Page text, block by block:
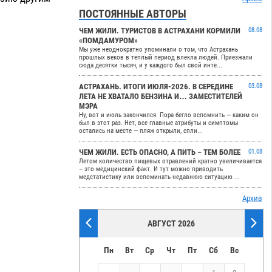
ПОСТОЯННЫЕ АВТОРЫ
ЧЕМ ЖИЛИ. ТУРИСТОВ В АСТРАХАНИ КОРМИЛИ
«ПОМДАМУРОМ»
08.08
Мы уже неоднократно упоминали о том, что Астрахань
прошлых веков в теплый период влекла людей. Приезжали
сюда десятки тысяч, и у каждого был свой инте...
АСТРАХАНЬ. ИТОГИ ИЮЛЯ-2026. В СЕРЕДИНЕ
ЛЕТА НЕ ХВАТАЛО БЕНЗИНА И… ЗАМЕСТИТЕЛЕЙ
МЭРА
03.08
Ну, вот и июль закончился. Пора бегло вспомнить — каким он
был в этот раз. Нет, все главные атрибуты и симптомы
остались на месте — пляж открыли, спли...
ЧЕМ ЖИЛИ. ЕСТЬ ОПАСНО, А ПИТЬ – ТЕМ БОЛЕЕ
01.08
Летом количество пищевых отравлений кратно увеличивается
– это медицинский факт. И тут можно приводить
медстатистику или вспоминать недавнюю ситуацию ...
Архив
АВГУСТ 2026
Пн Вт Ср Чт Пт Сб Вс